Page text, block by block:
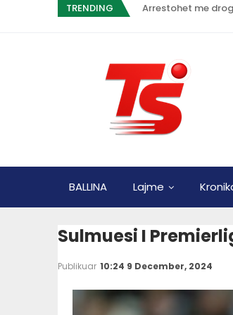
TRENDING Arrestohet me
BALLINA Lajme
Sulmuesi I
Publikuar 10:24 9 December, 2024